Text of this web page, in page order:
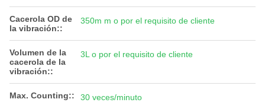
Cacerola OD de
la vibración::
350m m o por el requisito de cliente
Volumen de la
cacerola de la
vibración::
3L o por el requisito de cliente
Max. Counting:: 30 veces/minuto